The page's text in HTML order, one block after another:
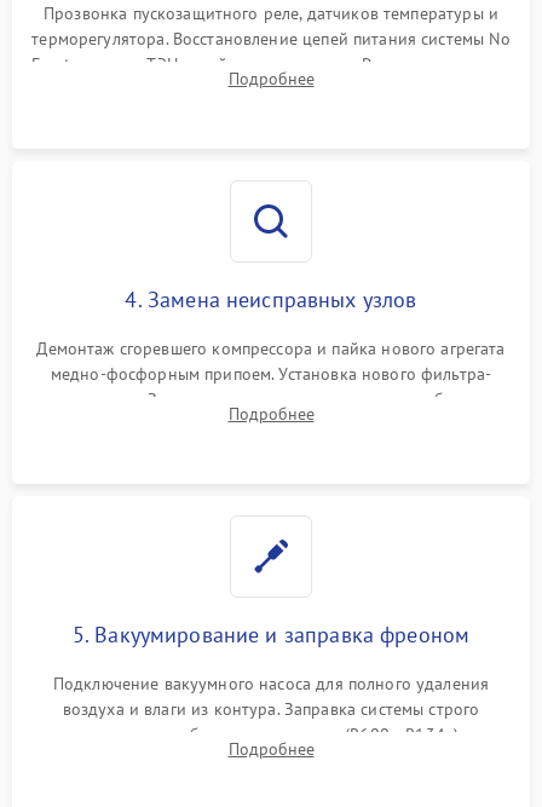
Прозвонка пускозащитного реле, датчиков температуры и
терморегулятора. Восстановление цепей питания системы No
Frost, включая ТЭН оттайки и вентилятор. Ремонт или замена
платы управления при сбоях алгоритмов.
Подробнее
4. Замена неисправных узлов
Демонтаж сгоревшего компрессора и пайка нового агрегата
медно-фосфорным припоем. Установка нового фильтра-
осушителя. Замена изношенных вентиляторов обдува,
сломанных заслонок или поврежденных дверных петель.
Подробнее
5. Вакуумирование и заправка фреоном
Подключение вакуумного насоса для полного удаления
воздуха и влаги из контура. Заправка системы строго
дозированным объемом хладагента (R600a, R134a) по
электронным весам. Контроль рабочего давления в системе.
Подробнее